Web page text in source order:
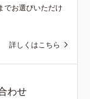
でお選びいただけ
詳しくはこちら
わせ